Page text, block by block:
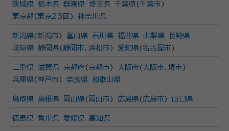
茨城県 栃木県 群馬県 埼玉県 千葉県(千葉市)
東京都 ( 東京23区 ) 神奈川県
新潟県(新潟市) 富山県 石川県 福井県 山梨県 長野県
岐阜県
静岡県( 静岡市、 浜松市) 愛知県( 名古屋市)
三重県 滋賀県 京都府( 京都市) 大阪府( 大阪市、 堺市)
兵庫県(神戸市) 奈良県 和歌山県
鳥取県 島根県 岡山県( 岡山市) 広島県( 広島市) 山口県
徳島県 香川県 愛媛県 高知県